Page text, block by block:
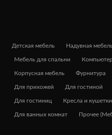
Детская мебель Надувная
Мебель для спальни
Корпусная мебель Фурнитура
Для прихожей Для гостиной
Для гостиниц Кресла и кушетки
Для ванных комнат Прочее